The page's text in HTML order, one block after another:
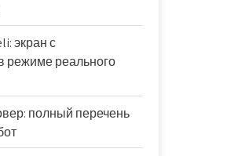
экран с
режиме реального
полный перечень